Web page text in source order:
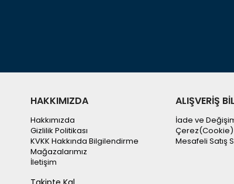
HAKKIMIZDA
Hakkımızda
Gizlilik Politikası
KVKK Hakkında Bilgilendirme
Mağazalarımız
İletişim
ALIŞVERİŞ
İade ve
Çerez(Cookie)
Mesafeli Satış